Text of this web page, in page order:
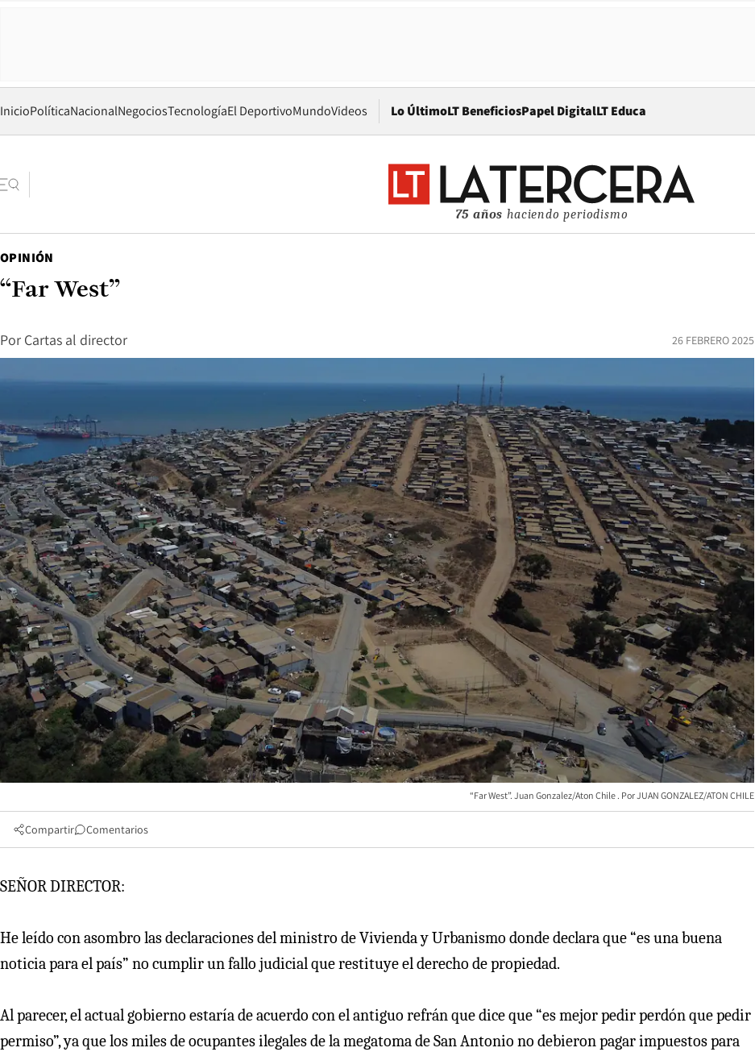
InicioPolíticaNacionalNegociosTecnologíaEl DeportivoMundoVideos Lo ÚltimoLT BeneficiosPapel DigitalOpens in new window
LT Educa
75 años haciendo periodismo
OPINIÓN
“Far West”
Por Cartas al director 26 FEBRERO 2025
“Far West”. Juan Gonzalez/Aton Chile JUAN GONZALEZ/ATON CHILE
Compartir Comentarios
SEÑOR DIRECTOR:
He leído con asombro las declaraciones del ministro de Vivienda y Urbanismo donde declara que “es una buena
noticia para el país” no cumplir un fallo judicial que restituye el derecho de propiedad.
Al parecer, el actual gobierno estaría de acuerdo con el antiguo refrán que dice que “es mejor pedir perdón que pedir
permiso”, ya que los miles de ocupantes ilegales de la megatoma de San Antonio no debieron pagar impuestos para